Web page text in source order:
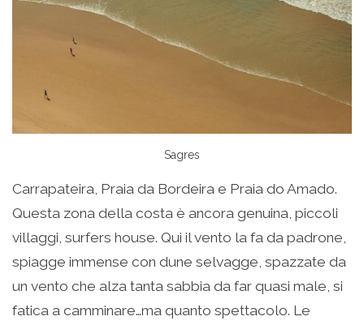
Sagres
Carrapateira, Praia da Bordeira e Praia do Amado.
Questa zona della costa è ancora genuina, piccoli
villaggi, surfers house. Qui il vento la fa da padrone,
spiagge immense con dune selvagge, spazzate da
un vento che alza tanta sabbia da far quasi male, si
fatica a camminare…ma quanto spettacolo. Le